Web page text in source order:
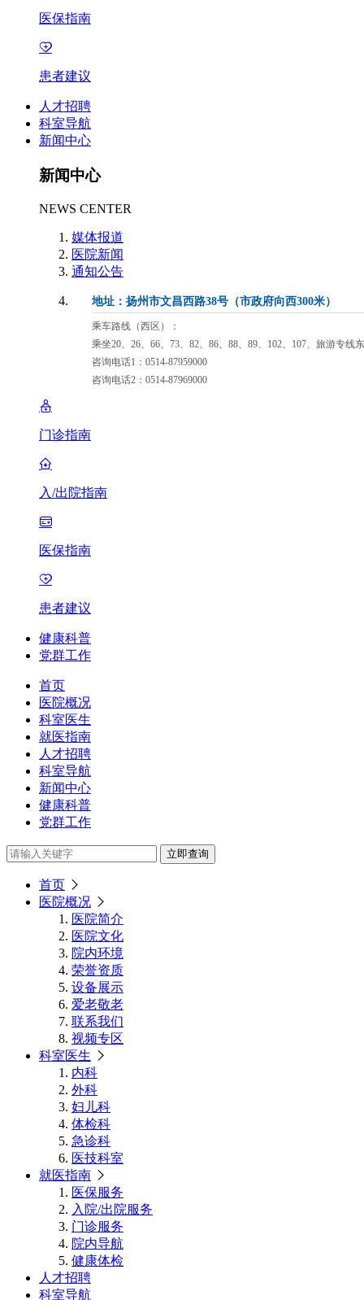
医保指南
患者建议
人才招聘
科室导航
新闻中心
新闻中心
NEWS CENTER
媒体报道
医院新闻
通知公告
地址：扬州市文昌西路38号（市政府向西300米）
乘车路线（西区）：
乘坐20、26、66、73、82、86、88、89、102、107、旅游专线
咨询电话1：0514-87959000
咨询电话2：0514-87969000
门诊指南
入/出院指南
医保指南
患者建议
健康科普
党群工作
首页
医院概况
科室医生
就医指南
人才招聘
科室导航
新闻中心
健康科普
党群工作
立即查询
首页
医院概况
医院简介
医院文化
院内环境
荣誉资质
设备展示
爱老敬老
联系我们
视频专区
科室医生
内科
外科
妇儿科
体检科
急诊科
医技科室
就医指南
医保服务
入院/出院服务
门诊服务
院内导航
健康体检
人才招聘
科室导航